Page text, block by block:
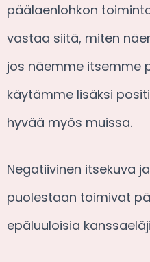
päälaenlohkon
vastaa siitä, miten
jos näemme itsemme
käytämme lisäksi
hyvää myös muissa.
Negatiivinen itsekuva
puolestaan toimivat
epäluuloisia